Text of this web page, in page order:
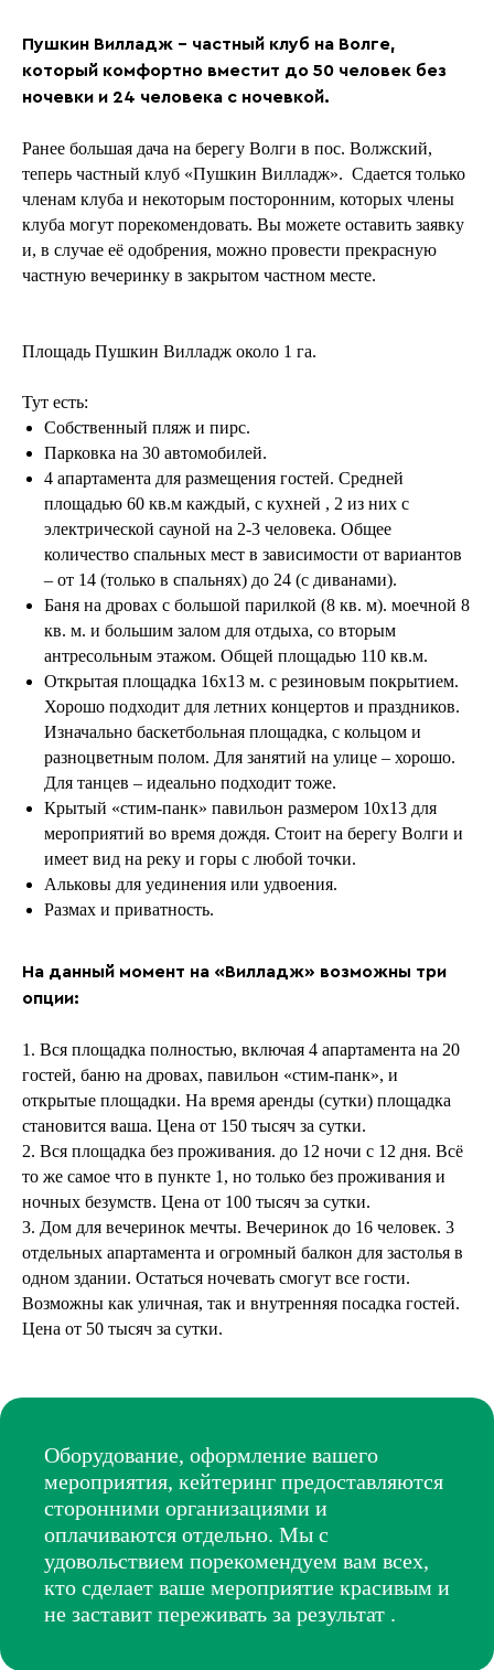
Пушкин Вилладж – частный клуб на Волге,
который комфортно вместит до 50 человек без
ночевки и 24 человека с ночевкой.
Ранее большая дача на берегу Волги в пос. Волжский,
теперь частный клуб «Пушкин Вилладж». Сдается только
членам клуба и некоторым посторонним, которых члены
клуба могут порекомендовать. Вы можете оставить заявку
и, в случае её одобрения, можно провести прекрасную
частную вечеринку в закрытом частном месте.
Площадь Пушкин Вилладж около 1 га.
Тут есть:
Собственный пляж и пирс.
Парковка на 30 автомобилей.
4 апартамента для размещения гостей. Средней
площадью 60 кв.м каждый, с кухней , 2 из них с
электрической сауной на 2-3 человека. Общее
количество спальных мест в зависимости от вариантов
– от 14 (только в спальнях) до 24 (с диванами).
Баня на дровах с большой парилкой (8 кв. м). моечной 8
кв. м. и большим залом для отдыха, со вторым
антресольным этажом. Общей площадью 110 кв.м.
Открытая площадка 16х13 м. с резиновым покрытием.
Хорошо подходит для летних концертов и праздников.
Изначально баскетбольная площадка, с кольцом и
разноцветным полом. Для занятий на улице – хорошо.
Для танцев – идеально подходит тоже.
Крытый «стим-панк» павильон размером 10х13 для
мероприятий во время дождя. Стоит на берегу Волги и
имеет вид на реку и горы с любой точки.
Альковы для уединения или удвоения.
Размах и приватность.
На данный момент на «Вилладж» возможны три
опции:
1. Вся площадка полностью, включая 4 апартамента на 20
гостей, баню на дровах, павильон «стим-панк», и
открытые площадки. На время аренды (сутки) площадка
становится ваша. Цена от 150 тысяч за сутки.
2. Вся площадка без проживания. до 12 ночи с 12 дня. Всё
то же самое что в пункте 1, но только без проживания и
ночных безумств. Цена от 100 тысяч за сутки.
3. Дом для вечеринок мечты. Вечеринок до 16 человек. 3
отдельных апартамента и огромный балкон для застолья в
одном здании. Остаться ночевать смогут все гости.
Возможны как уличная, так и внутренняя посадка гостей.
Цена от 50 тысяч за сутки.
Оборудование, оформление вашего
мероприятия, кейтеринг предоставляются
сторонними организациями и
оплачиваются отдельно. Мы с
удовольствием порекомендуем вам всех,
кто сделает ваше мероприятие красивым и
не заставит переживать за результат .